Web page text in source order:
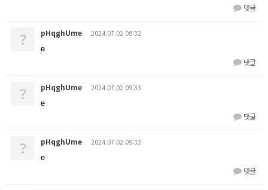
댓글
? pHqghUme 2024.07.02 09:32
e
댓글
? pHqghUme 2024.07.02 09:33
e
댓글
? pHqghUme 2024.07.02 09:33
e
댓글